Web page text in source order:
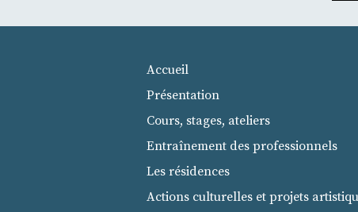
Accueil
Présentation
Cours, stages, ateliers
Entraînement des professionnels
Les résidences
Actions culturelles et projets